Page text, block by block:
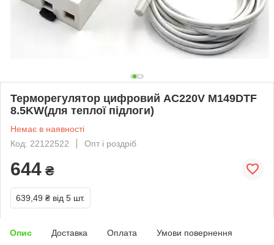
Терморегулятор цифровий AC220V M149DTF
8.5KW(для теплої підлоги)
Немає в наявності
Код: 22122522
Опт і роздріб
644 ₴
639,49 ₴ від 5 шт.
Опис Доставка Оплата Умови повернення